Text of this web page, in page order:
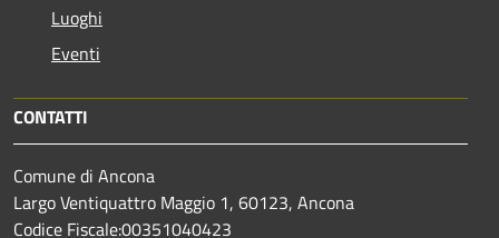
Luoghi
Eventi
CONTATTI
Comune di Ancona
Largo Ventiquattro Maggio 1, 60123, Ancona
Codice Fiscale:00351040423